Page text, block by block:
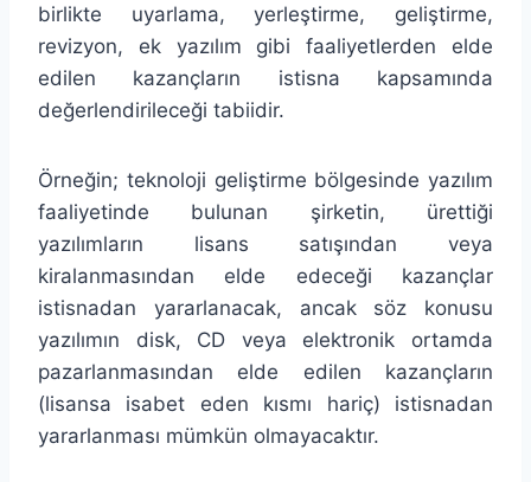
birlikte uyarlama, yerleştirme, geliştirme,
revizyon, ek yazılım gibi faaliyetlerden elde
edilen kazançların istisna kapsamında
değerlendirileceği tabiidir.
Örneğin; teknoloji geliştirme bölgesinde yazılım
faaliyetinde bulunan şirketin, ürettiği
yazılımların lisans satışından veya
kiralanmasından elde edeceği kazançlar
istisnadan yararlanacak, ancak söz konusu
yazılımın disk, CD veya elektronik ortamda
pazarlanmasından elde edilen kazançların
(lisansa isabet eden kısmı hariç) istisnadan
yararlanması mümkün olmayacaktır.